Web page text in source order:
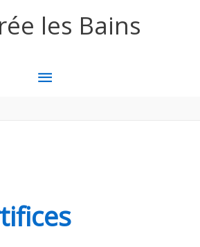
les Bains
MENU